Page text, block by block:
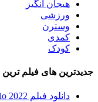
هیجان انگیز
ورزشی
وسترن
کمدی
کودک
جدیدترین های فیلم ترین
دانلود فیلم Pinocchio 2022 پینوکیو